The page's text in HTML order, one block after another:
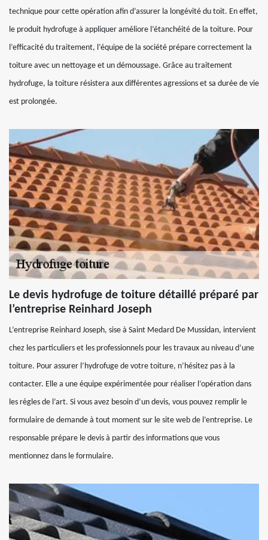
technique pour cette opération afin d’assurer la longévité du toit. En effet,
le produit hydrofuge à appliquer améliore l’étanchéité de la toiture. Pour
l’efficacité du traitement, l’équipe de la société prépare correctement la
toiture avec un nettoyage et un démoussage. Grâce au traitement
hydrofuge, la toiture résistera aux différentes agressions et sa durée de vie
est prolongée.
Le devis hydrofuge de toiture détaillé préparé par
l’entreprise Reinhard Joseph
L’entreprise Reinhard Joseph, sise à Saint Medard De Mussidan, intervient
chez les particuliers et les professionnels pour les travaux au niveau d’une
toiture. Pour assurer l’hydrofuge de votre toiture, n’hésitez pas à la
contacter. Elle a une équipe expérimentée pour réaliser l’opération dans
les règles de l’art. Si vous avez besoin d’un devis, vous pouvez remplir le
formulaire de demande à tout moment sur le site web de l’entreprise. Le
responsable prépare le devis à partir des informations que vous
mentionnez dans le formulaire.